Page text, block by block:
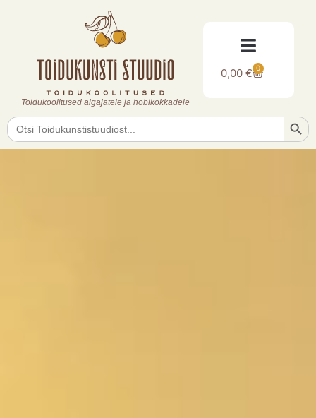
Toidukoolitused algajatele ja hobikokkadele
0,00€ 0
Search
for: